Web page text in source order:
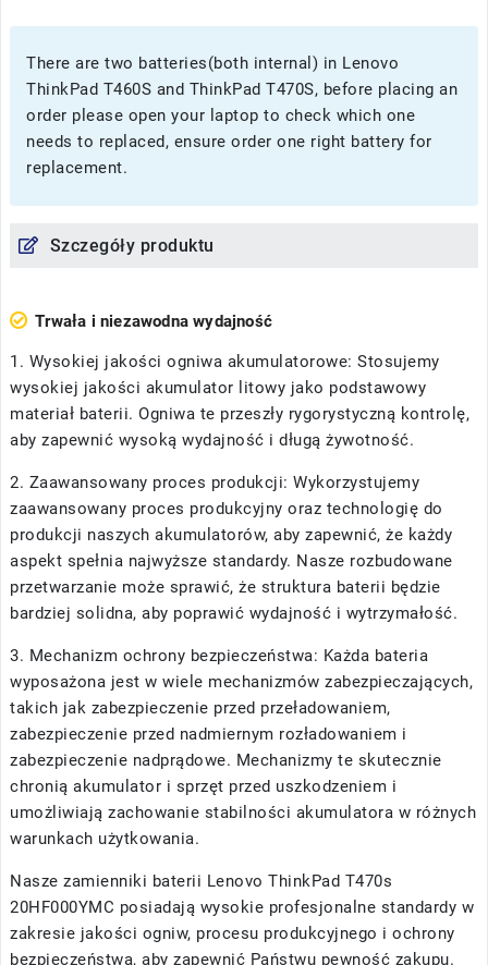
There are two batteries(both internal) in Lenovo
ThinkPad T460S and ThinkPad T470S, before placing an
order please open your laptop to check which one
needs to replaced, ensure order one right battery for
replacement.
Szczegóły produktu
Trwała i niezawodna wydajność
1. Wysokiej jakości ogniwa akumulatorowe: Stosujemy
wysokiej jakości akumulator litowy jako podstawowy
materiał baterii. Ogniwa te przeszły rygorystyczną kontrolę,
aby zapewnić wysoką wydajność i długą żywotność.
2. Zaawansowany proces produkcji: Wykorzystujemy
zaawansowany proces produkcyjny oraz technologię do
produkcji naszych akumulatorów, aby zapewnić, że każdy
aspekt spełnia najwyższe standardy. Nasze rozbudowane
przetwarzanie może sprawić, że struktura baterii będzie
bardziej solidna, aby poprawić wydajność i wytrzymałość.
3. Mechanizm ochrony bezpieczeństwa: Każda bateria
wyposażona jest w wiele mechanizmów zabezpieczających,
takich jak zabezpieczenie przed przeładowaniem,
zabezpieczenie przed nadmiernym rozładowaniem i
zabezpieczenie nadprądowe. Mechanizmy te skutecznie
chronią akumulator i sprzęt przed uszkodzeniem i
umożliwiają zachowanie stabilności akumulatora w różnych
warunkach użytkowania.
Nasze zamienniki baterii Lenovo ThinkPad T470s
20HF000YMC posiadają wysokie profesjonalne standardy w
zakresie jakości ogniw, procesu produkcyjnego i ochrony
bezpieczeństwa, aby zapewnić Państwu pewność zakupu.